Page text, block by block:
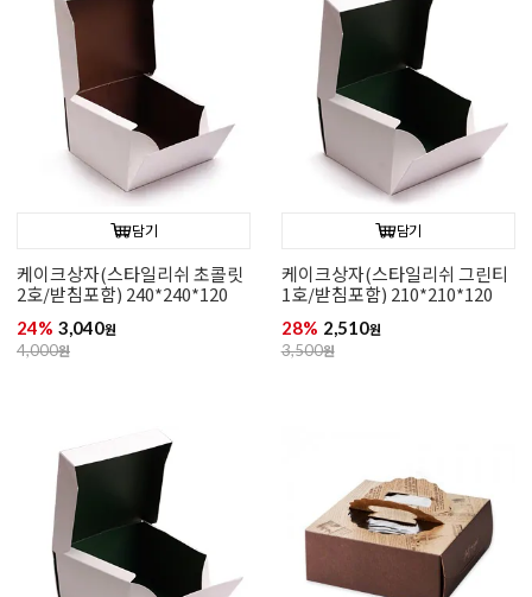
담기
케이크상자(스타일리쉬 초콜릿
2호/받침포함) 240*240*120
24% 3,040원
4,000원
담기
케이크상자(스타일리쉬 그린티
1호/받침포함) 210*210*120
28% 2,510원
3,500원